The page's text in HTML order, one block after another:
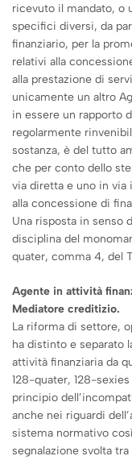
ricevuto il mandato, o
specifici diversi, da
finanziario, per la
relativi alla
alla prestazione di
unicamente un altro
in essere un rapporto
regolarmente
sostanza, è del tutto
che per conto dello
via diretta e uno in
alla concessione di
Una risposta in senso
disciplina del
quater, comma 4, del
Agente in attività
Mediatore creditizio.
La riforma di settore,
ha distinto e separato
attività finanziaria da
128-quater, 128-
principio
anche nei riguardi
sistema normativo
segnalazione svolta